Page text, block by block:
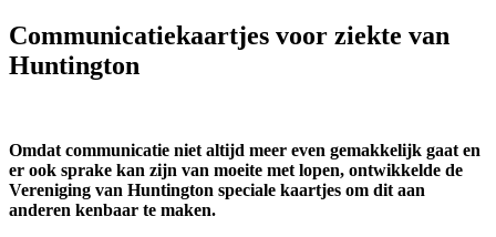
Communicatiekaartjes voor ziekte van
Huntington
Omdat communicatie niet altijd meer even gemakkelijk gaat en
er ook sprake kan zijn van moeite met lopen, ontwikkelde de
Vereniging van Huntington speciale kaartjes om dit aan
anderen kenbaar te maken.